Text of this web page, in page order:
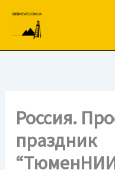
вмісту
Россия.
праздник